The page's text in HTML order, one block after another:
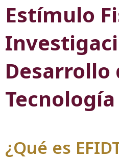
Estímulo
Desarrollo
Tecnología
¿Qué es